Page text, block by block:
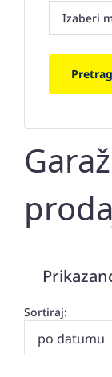
Izaberi
Sortiraj:
po datumu